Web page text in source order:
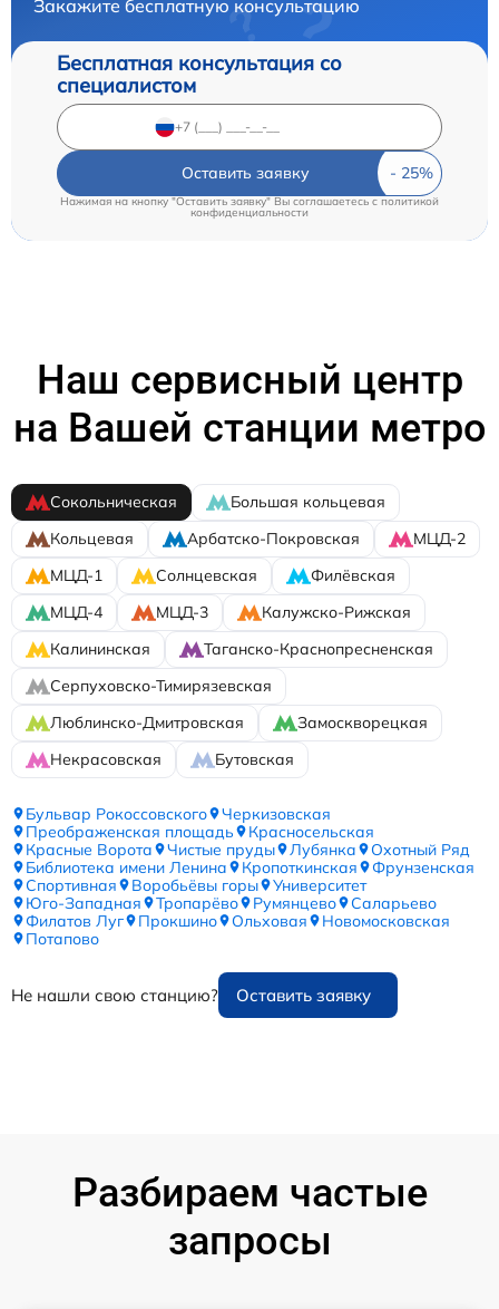
Закажите бесплатную консультацию
Бесплатная консультация со
специалистом
Оставить заявку
Нажимая на кнопку "Оставить заявку" Вы соглашаетесь cполитикой
конфиденциальности
Наш сервисный центр
на Вашей станции метро
Сокольническая
Большая кольцевая
Кольцевая
Арбатско-Покровская
МЦД-2
МЦД-1
Солнцевская
Филёвская
МЦД-4
МЦД-3
Калужско-Рижская
Калининская
Таганско-Краснопресненская
Серпуховско-Тимирязевская
Люблинско-Дмитровская
Замоскворецкая
Некрасовская
Бутовская
Бульвар Рокоссовского
Черкизовская
Преображенская площадь
Красносельская
Красные Ворота
Чистые пруды Лубянка
Охотный Ряд
Библиотека имени Ленина
Кропоткинская
Фрунзенская
Спортивная
Воробьёвы горы
Университет
Юго-Западная
Тропарёво Румянцево
Саларьево
Филатов Луг
Прокшино Ольховая
Новомосковская
Потапово
Не нашли свою станцию? Оставить заявку
Разбираем частые
запросы